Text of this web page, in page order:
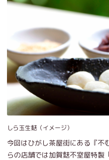
しら玉生麩（イメージ）
今回はひがし茶屋街にある『不
らの店舗では加賀麩不室屋特製